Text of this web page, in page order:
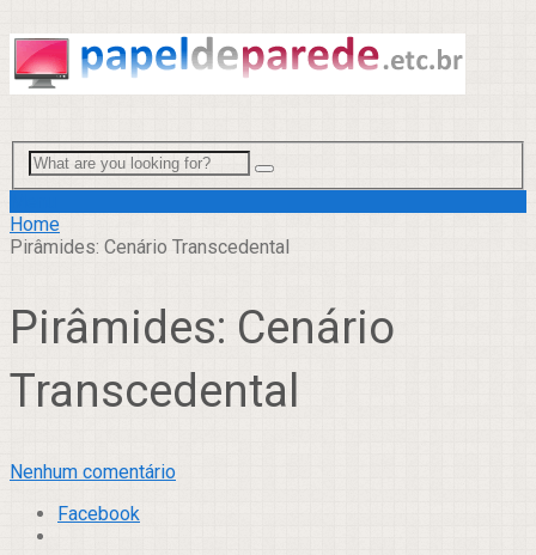
Home
Pirâmides: Cenário Transcedental
Pirâmides: Cenário
Transcedental
Nenhum comentário
Facebook